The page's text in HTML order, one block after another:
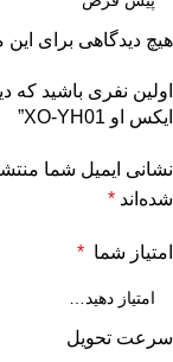
هیچ دیدگاهی برای
اولین نفری باشید که
ایکس او XO-YH01”
نشانی ایمیل شما
شده‌اند *
امتیاز شما *
سرعت تحویل